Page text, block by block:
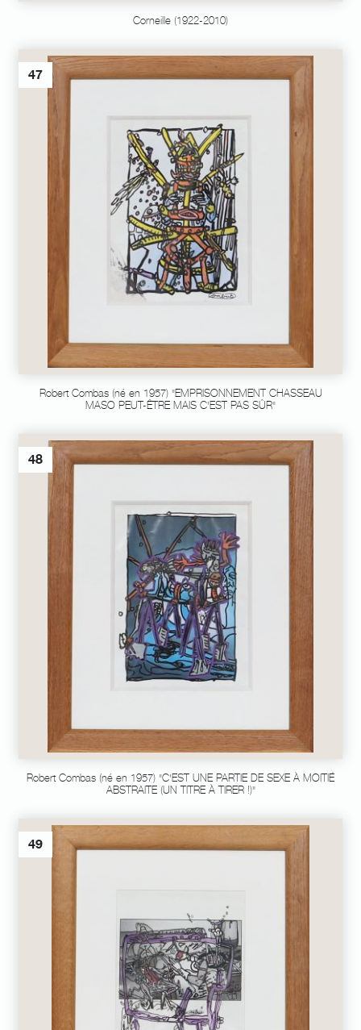
Corneille (1922-2010)
47
Robert Combas (né en 1957) "EMPRISONNEMENT CHASSEAU
MASO PEUT-ÊTRE MAIS C'EST PAS SÛR"
48
Robert Combas (né en 1957) "C'EST UNE PARTIE DE SEXE À MOITIÉ
ABSTRAITE (UN TITRE À TIRER !)"
49